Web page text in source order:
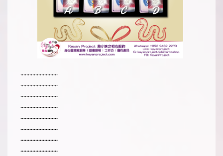
.........................
.........................
.........................
.........................
.........................
.........................
.........................
.........................